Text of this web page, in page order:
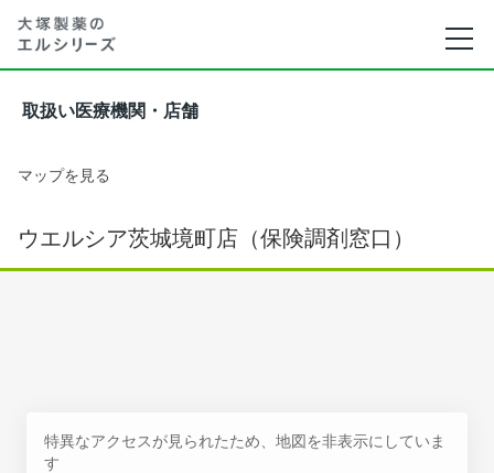
取扱い医療機関・店舗
マップを見る
ウエルシア茨城境町店（保険調剤窓口）
特異なアクセスが見られたため、地図を非表示にしていま
す